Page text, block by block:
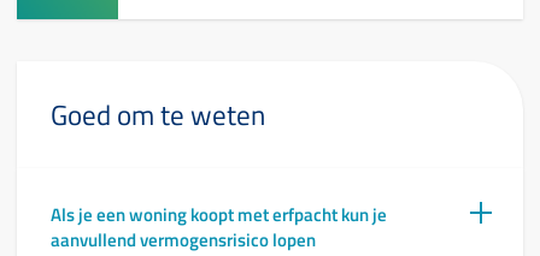
Goed om te weten
Als je een woning koopt met erfpacht kun je
aanvullend vermogensrisico lopen